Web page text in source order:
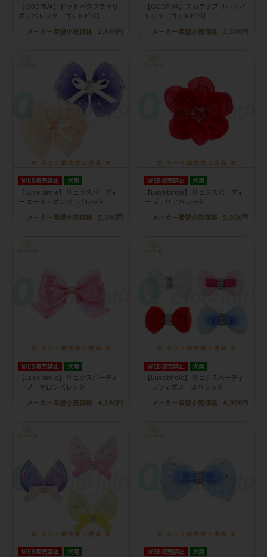
【GODPIVA】ドットバタフライリ
ボンバレッタ［ゴッドピバ］
メーカー希望小売価格
2,300円
【GODPIVA】スカラップ リボンバ
レッタ［ゴッドピバ］
メーカー希望小売価格
2,300円
WEB販売禁止 犬用
【Luxe birdie】 リュクスバーディ
ー エール・ダンジュバレッタ
メーカー希望小売価格
5,500円
WEB販売禁止 犬用
【Luxe birdie】 リュクスバーディ
ー ブリリアバレッタ
メーカー希望小売価格
5,500円
WEB販売禁止 犬用
【Luxe birdie】 リュクスバーディ
ー ブーケロンバレッタ
メーカー希望小売価格
4,500円
WEB販売禁止 犬用
【Luxe birdie】 リュクスバーディ
ー プティボヌールバレッタ
メーカー希望小売価格
4,000円
WEB販売禁止 犬用 WEB販売禁止 犬用